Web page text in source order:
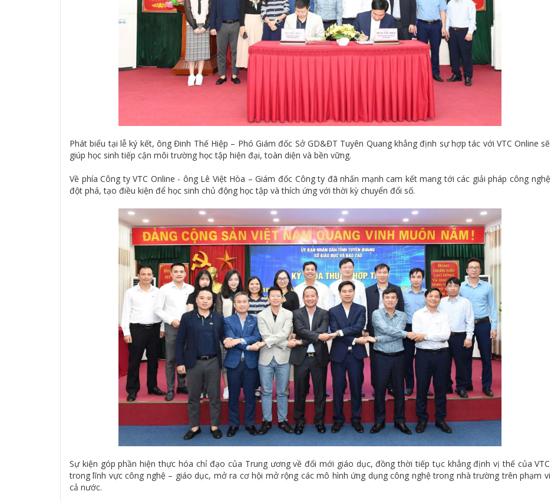
Phát biểu tại lễ ký kết, ông Đinh Thế Hiệp – Phó Giám đốc Sở GD&ĐT Tuyên Quang khẳng định sự hợp tác với VTC Online sẽ
giúp học sinh tiếp cận môi trường học tập hiện đại, toàn diện và bền vững.
Về phía Công ty VTC Online - ông Lê Việt Hòa – Giám đốc Công ty đã nhấn mạnh cam kết mang tới các giải pháp công nghệ
đột phá, tạo điều kiện để học sinh chủ động học tập và thích ứng với thời kỳ chuyển đổi số.
Sự kiện góp phần hiện thực hóa chỉ đạo của Trung ương về đổi mới giáo dục, đồng thời tiếp tục khẳng định vị thế của VTC
trong lĩnh vực công nghệ – giáo dục, mở ra cơ hội mở rộng các mô hình ứng dụng công nghệ trong nhà trường trên phạm vi
cả nước.